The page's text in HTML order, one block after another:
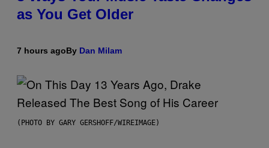
as You Get Older
7 hours agoBy Dan Milam
(PHOTO BY GARY GERSHOFF/WIREIMAGE)